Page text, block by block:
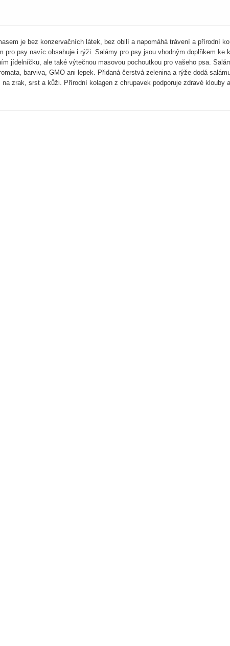
je bez konzervačních látek, bez obilí a napomáhá trávení a přírodní
pro psy navíc obsahuje i rýži. Salámy pro psy jsou vhodným doplňkem ke
jídelníčku, ale také výtečnou masovou pochoutkou pro vašeho psa.
barviva, GMO ani lepek. Přidaná čerstvá zelenina a rýže dodá
zrak, srst a kůži. Přírodní kolagen z chrupavek podporuje zdravé klouby
má příznivý vliv na trávení a vstřebávání potravy. Salám pro psy Fitmin for